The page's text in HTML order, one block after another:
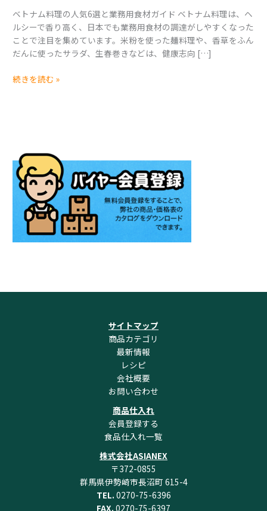
ベトナム料理の人気6選と業務用食材ガイド ベトナム料理は、ヘ
ルシーで香り高く、日本でも業務用食材の調達がしやすくなった
ことで注目を集めています。米粉を使った麺料理や、香草をふん
だんに使ったサラダ、生春巻きなどは、健康志向 […]
ド
続きを読む »
サイトマップ
商品カテゴリ
最新情報
レシピ
会社概要
お問い合わせ
商品仕入れ
会員登録する
食品仕入れ一覧
株式会社ASIANEX
〒372-0855
群馬県伊勢崎市長沼町 615-4
TEL. 0270-75-6396
FAX. 0270-75-6397